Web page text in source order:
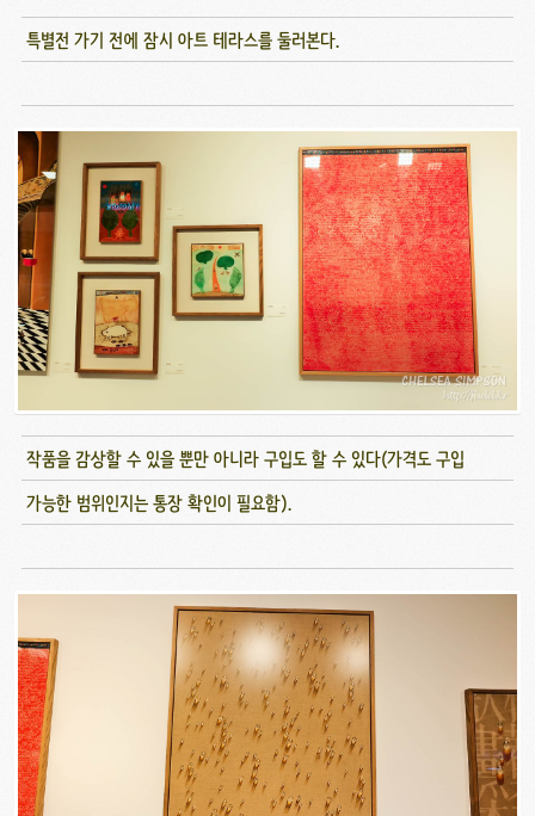
특별전 가기 전에 잠시 아트 테라스를 둘러본다.
작품을 감상할 수 있을 뿐만 아니라 구입도 할 수 있다(가격도 구입
가능한 범위인지는 통장 확인이 필요함).